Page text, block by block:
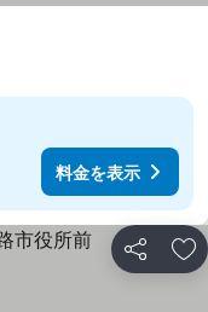
料金を表示
シェア お